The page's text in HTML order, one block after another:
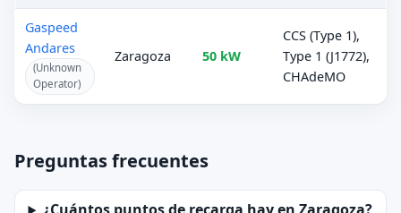
Gaspeed
Andares
(Unknown
Operator)
Zaragoza 50 kW
CCS (Type 1),
Type 1 (J1772),
CHAdeMO
Preguntas frecuentes